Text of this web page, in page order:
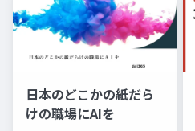
日本のどこかの紙だら
けの職場にAIを